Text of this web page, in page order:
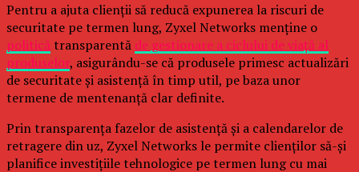
Pentru a ajuta clienții să reducă expunerea la riscuri de
securitate pe termen lung, Zyxel Networks menține o
politică transparentă de gestionare a ciclului de viață al
produselor, asigurându-se că produsele primesc actualizări
de securitate și asistență în timp util, pe baza unor
termene de mentenanță clar definite.
Prin transparența fazelor de asistență și a calendarelor de
retragere din uz, Zyxel Networks le permite clienților să-și
planifice investițiile tehnologice pe termen lung cu mai